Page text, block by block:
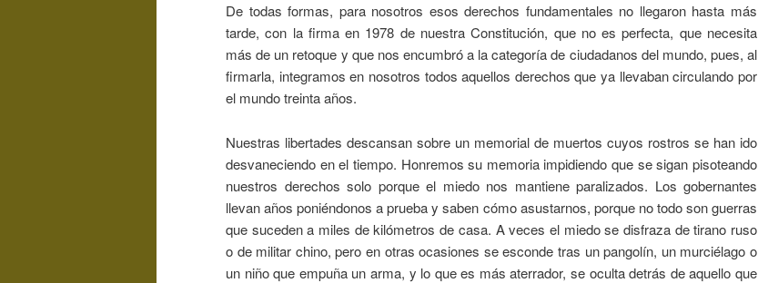
De todas formas, para nosotros esos derechos fundamentales no llegaron hasta más
tarde, con la firma en 1978 de nuestra Constitución, que no es perfecta, que necesita
más de un retoque y que nos encumbró a la categoría de ciudadanos del mundo, pues, al
firmarla, integramos en nosotros todos aquellos derechos que ya llevaban circulando por
el mundo treinta años.
Nuestras libertades descansan sobre un memorial de muertos cuyos rostros se han ido
desvaneciendo en el tiempo. Honremos su memoria impidiendo que se sigan pisoteando
nuestros derechos solo porque el miedo nos mantiene paralizados. Los gobernantes
llevan años poniéndonos a prueba y saben cómo asustarnos, porque no todo son guerras
que suceden a miles de kilómetros de casa. A veces el miedo se disfraza de tirano ruso
o de militar chino, pero en otras ocasiones se esconde tras un pangolín, un murciélago o
un niño que empuña un arma, y lo que es más aterrador, se oculta detrás de aquello que